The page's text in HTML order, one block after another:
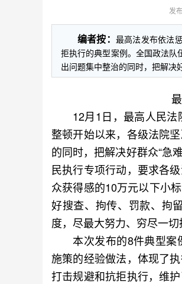
发
编者按： 最高法发布依法
拒执行的典型案例。全国政法
出问题集中整治的同时，把解决
12月1日，最高人民法
整顿开始以来，各级法院
的同时，把解决好群众“急
民执行专项行动，要求各
众获得感的10万元以下小
好搜查、拘传、罚款、拘
度，尽最大努力、穷尽一切
本次发布的8件典型案
施策的经验做法，体现了
打击规避和抗拒执行，维